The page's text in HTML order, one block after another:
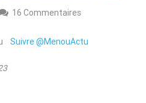
16 Commentaires
Suivre @MenouActu